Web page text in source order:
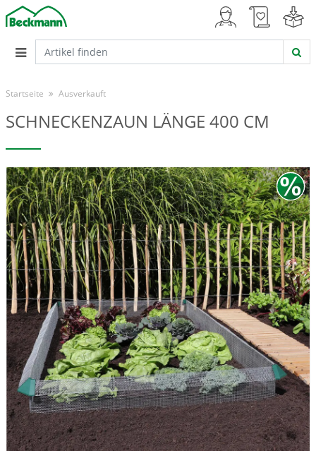
Startseite Ausverkauft
SCHNECKENZAUN LÄNGE 400 CM